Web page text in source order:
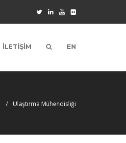
İLETİŞİM EN
Ulaştırma Mühendisliği